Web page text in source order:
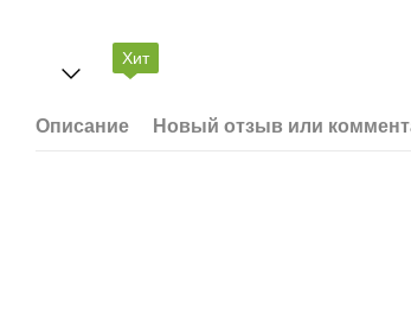
Хит
Описание Новый отзыв или